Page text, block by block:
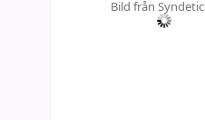
Bild från